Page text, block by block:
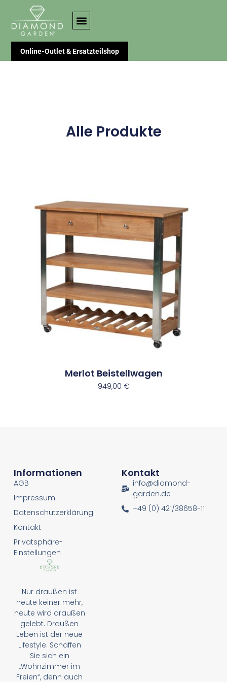
Online-Outlet & Ersatzteilshop
Alle Produkte
Merlot Beistellwagen
949,00 €
Nur draußen ist
heute keiner mehr,
heute wird draußen
gelebt. Draußen
Leben ist der neue
Lifestyle. Schaffen
Sie sich ein
„Wohnzimmer im
Freien“, denn auch
Informationen
AGB
Impressum
Datenschutzerklärung
Kontakt
Privatsphäre-
Einstellungen
Kontakt
info@diamond-
garden.de
+49 (0) 421/38658-11